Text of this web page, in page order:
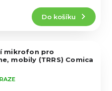
Do košíku
mikrofon pro
mobily (TRRS) Comica